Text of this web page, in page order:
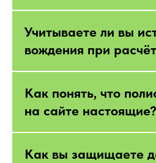
Учитываете ли вы
вождения при
Как понять, что
на сайте настоящие?
Как вы защищаете